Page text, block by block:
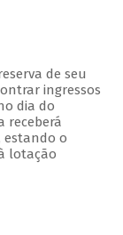
de seu
ingressos
dia do
receberá
estando o
lotação